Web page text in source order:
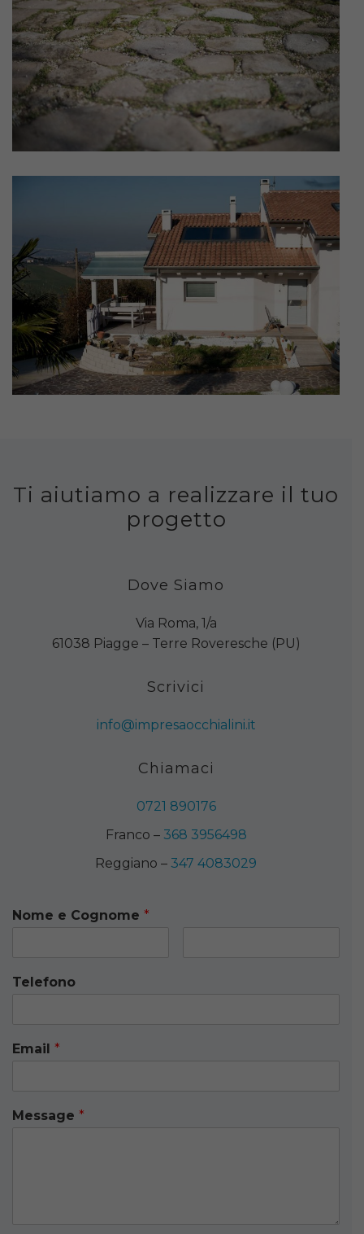
Ti aiutiamo a realizzare il tuo
progetto
Dove Siamo
Via Roma, 1/a
61038 Piagge – Terre Roveresche (PU)
Scrivici
info@impresaocchialini.it
Chiamaci
0721 890176
Franco – 368 3956498
Reggiano – 347 4083029
Nome e Cognome *
Telefono
Email *
Message *